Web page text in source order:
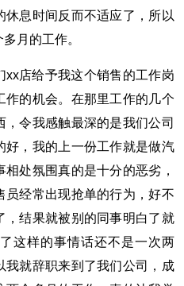
休息时间反而不适应了，所以
月的工作。
xx店给予我这个销售的工作岗
作的机会。在那里工作的几个
，令我感触最深的是我们公司
好，我的上一份工作就是做汽
处氛围真的是十分的恶劣，
员经常出现抢单的行为，好不
，结果就被别的同事明白了就
这样的事情话还不是一次两
我就辞职来到了我们公司，成